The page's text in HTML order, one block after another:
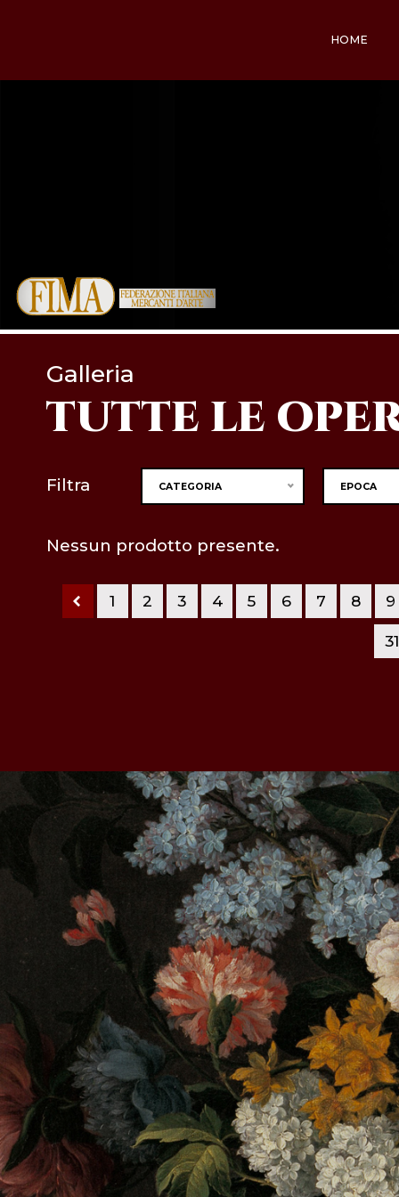
HOME
Galleria
TUTTE LE
Filtra CATEGORIA EPOCA
Nessun prodotto presente.
1 2 3 4 5 6 7 8 9
31